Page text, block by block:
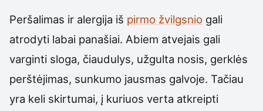
Peršalimas ir alergija iš pirmo žvilgsnio gali
atrodyti labai panašiai. Abiem atvejais gali
varginti sloga, čiaudulys, užgulta nosis, gerklės
perštėjimas, sunkumo jausmas galvoje. Tačiau
yra keli skirtumai, į kuriuos verta atkreipti